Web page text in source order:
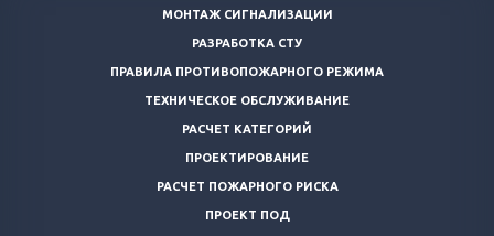
МОНТАЖ СИГНАЛИЗАЦИИ
РАЗРАБОТКА СТУ
ПРАВИЛА ПРОТИВОПОЖАРНОГО РЕЖИМА
ТЕХНИЧЕСКОЕ ОБСЛУЖИВАНИЕ
РАСЧЕТ КАТЕГОРИЙ
ПРОЕКТИРОВАНИЕ
РАСЧЕТ ПОЖАРНОГО РИСКА
ПРОЕКТ ПОД